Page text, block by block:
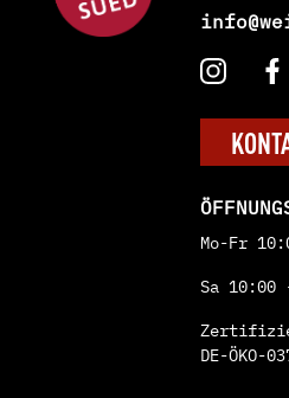
Mo-Fr
Sa 10:00
DE-ÖKO-